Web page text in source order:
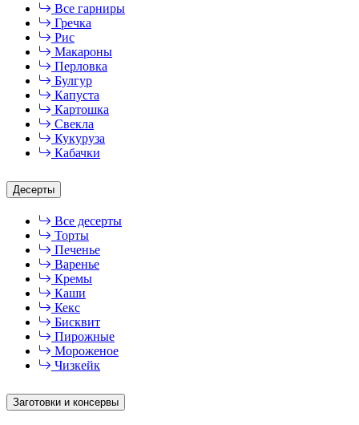
Все гарниры
Гречка
Рис
Макароны
Перловка
Булгур
Капуста
Картошка
Свекла
Кукуруза
Кабачки
Десерты
Все десерты
Торты
Печенье
Варенье
Кремы
Каши
Кекс
Бисквит
Пирожные
Мороженое
Чизкейк
Заготовки и консервы